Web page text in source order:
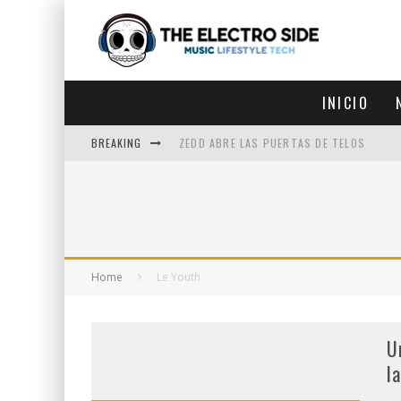
INICIO
BREAKING ZEDD ABRE LAS PUERTAS DE TELOS
Home Le Youth